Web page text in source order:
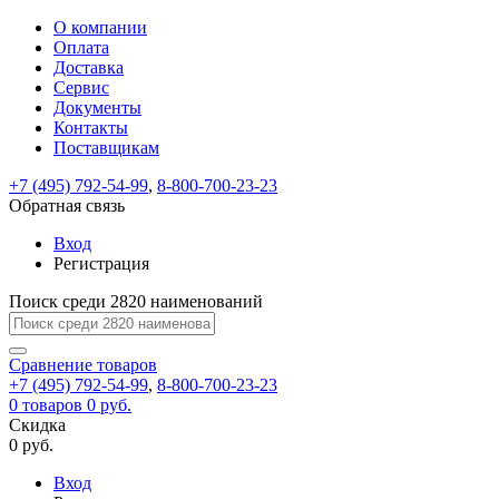
ВходРегистрация
Только
test@example.com
отправлена
по
ней
для
регистрации.
Ок
Только
Запомнить
меня
Забыли
Восстановление
пароля
Заполните
форму.
Мы
отправим
ссылку
на
указанный
электронный
адрес,
перейдя
по
которой
вы
новый
На
вашу
test@test.ru
отправлена
ссылка.
Перейдите
по
для
смены
пароля.
Введите
новый
пароль
Сменить
Пароль
успешно
Войти
Обратная
связь
Сообщение
пользовательского
соглашения
Ваше
сообщение
успешно
О компании
Оплата
Доставка
Сервис
Документы
Контакты
Поставщикам
+7 (495) 792-54-99, 8-800-700-23-23
Обратная связь
Вход
Регистрация
Поиск среди 2820 наименований
Сравнение товаров
+7 (495) 792-54-99, 8-800-700-23-23
0 товаров 0 руб.
Скидка
0 руб.
Вход